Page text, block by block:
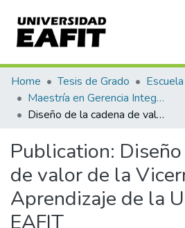
Communities & Collections
All of DSpace
Home Tesis de Grado
Maestría en Gerencia Integral por Procesos (tesis)
Diseño de la cadena de valor de la Vicerrectoría de Aprendizaje de la Universidad EAFIT
Publication:
de valor de la
Aprendizaje de la
EAFIT